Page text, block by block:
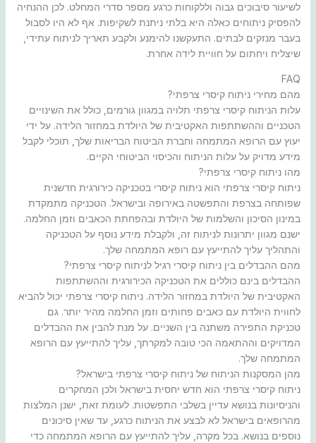
לשיעור סיבוכים גבוה וללקוחות כרגע מספר סדרי המחלט. לכן ההנחיה
להפסיק ניתוחים כאלה היא בלתי ניתנת לשקיפות. אף לא היו לסבול
בעבר מנזקים לבתים. התעקשנו להימנע ולקבע תאריך לניתוח עתידי,
שיצליח ויחתום על חוויית לידה אחרת.
FAQ
מהם מחירי ניתוח קיסרי צרפתי?
עלות הניתוח קיסרי צרפתי תלויה במגוון גורמים, כולל את השינויים
הטכניים וההשתתפות האקטיבית של היולדת במחזור הלידה. על ידי
יעוץ עם הרופא המתמחה וחברת הביטוח הבריאות שלך, תוכלי לקבל
מידע מדויק על עלות הניתוח והכיסוי הביטוחי הקיים.
מהו ניתוח קיסרי צרפתי?
ניתוח קיסרי צרפתי הוא ניתוח קיסרי בטכניקה כירורגית חדשנית
שפותחה בצרפת והתפשטה באירופה ובישראל. הטכניקה מתמקדת
במינון הסיכון והשלמות של היולדת ובהפחתת הכאבים וזמן החלמה.
ישנם מגוון יתרונות לניתוח זה, ולקבלת מידע נוסף על הטכניקה
והתהליך עליך להתייעץ עם רופא המתמחה שלך.
מהם ההבדלים בין ניתוח קיסרי רגיל לניתוח קיסרי צרפתי?
ההבדלים בינם כוללים את הטכניקה הכירורגית וההשתתפות
האקטיבית של היולדת במחזור הלידה. ניתוח קיסרי צרפתי יכול להביא
לחווית היולדת עם כאבים פחותים וזמן החלמה מהיר יותר. גם
טכניקת התפירה משתנה בין השניים. על מנת להבין את ההבדלים
המדויקים וההתאמה הכי טובה למקרתך, עליך להתייעץ עם הרופא
המתמחה שלך.
מהן המסקנות הניתוח של ניתוח קיסרי צרפתי בישראל?
ניתוח קיסרי צרפתי הוא חדש יחסית בישראל ולכן המחקרים
והניסיונות בנושא עדיין בשלבי התפשטות. לעומת זאת, ישנן המלצות
מהרופאים בישראל לא לבצע את הניתוח כרגע, עד שאין סיכונים
נוספים בנושא. בכל מקרה, עליך להתייעץ עם הרופא המתמחה כדי